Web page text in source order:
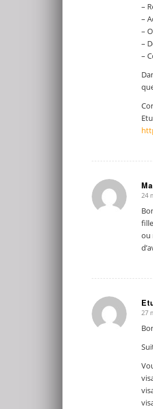
–
–
–
–
–
:
24
ou
:
27